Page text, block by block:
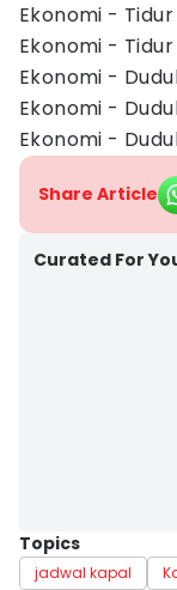
Ekonomi -
Ekonomi -
Ekonomi -
Ekonomi -
Ekonomi -
Share Article
Curated For
Topics
jadwal kapal